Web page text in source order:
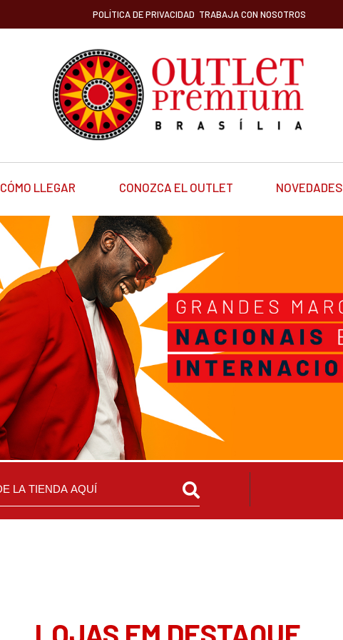
POLÍTICA DE PRIVACIDAD TRABAJA CON NOSOTROS
CÓMO LLEGAR CONOZCA EL OUTLET NOVEDADES